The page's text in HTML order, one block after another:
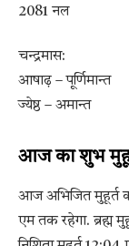
2081 नल
चन्द्रमास:
आषाढ़ – पूर्णिमान्त
ज्येष्ठ – अमान्त
आज का शुभ
आज अभिजित मुहूर्त
एम तक रहेगा.